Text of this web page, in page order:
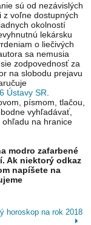
sú od nezávislých
z voľne dostupných
okolností
lekársku
o liečivých
sa nemusia
zodpovednosť za
na slobodu prejavu
Ústavy SR
písmom, tlačou,
vyhľadávať,
na hranice
modro zafarbené
Ak niektorý odkaz
napíšete na
horoskop na rok 2018